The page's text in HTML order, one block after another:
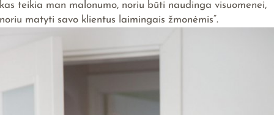
kas teikia man malonumo, noriu būti naudinga visuomenei,
noriu matyti savo klientus laimingais žmonėmis“.